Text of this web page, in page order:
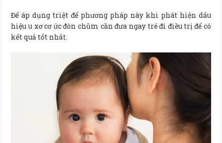
Để áp dụng triệt để phương pháp này khi phát hiện dấu
hiệu u xơ cơ ức đòn chũm cần đưa ngay trẻ đi điều trị để có
kết quả tốt nhất.